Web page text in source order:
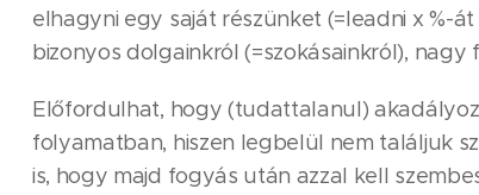
elhagyni egy saját részünket (=leadni x %-
bizonyos dolgainkról (=szokásainkról), nagy
Előfordulhat, hogy (tudattalanul)
folyamatban, hiszen legbelül nem találjuk
is, hogy majd fogyás után azzal kell